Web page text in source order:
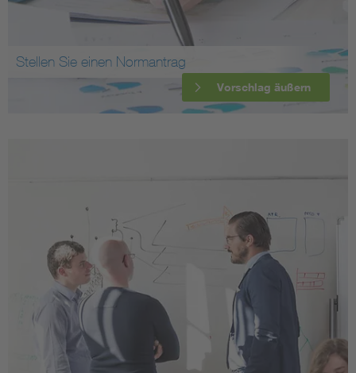
Stellen Sie einen Normantrag
Vorschlag äußern